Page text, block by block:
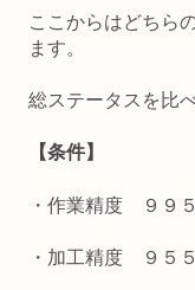
ここからはどちら
ます。
総ステータスを比
【条件】
・作業精度 ９９
・加工精度 ９５